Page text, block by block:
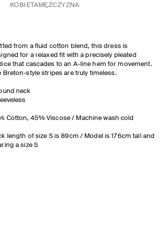
KOBIETA MĘŻCZYZNA
from a fluid cotton blend, this dress is
for a relaxed fit with a precisely pleated
that cascades to an A-line hem for movement.
Breton-style stripes are truly timeless.
neck
Cotton, 45% Viscose / Machine wash cold
length of size S is 89cm / Model is 176cm tall and
a size S